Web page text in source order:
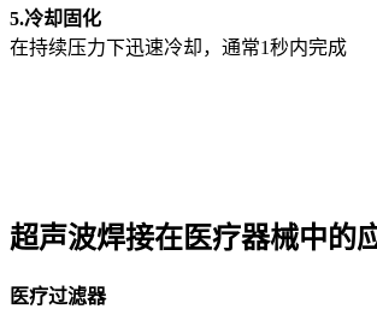
5.冷却固化
在持续压力下迅速冷却，通常1秒内完成
超声波焊接在医疗器械中的
医疗过滤器